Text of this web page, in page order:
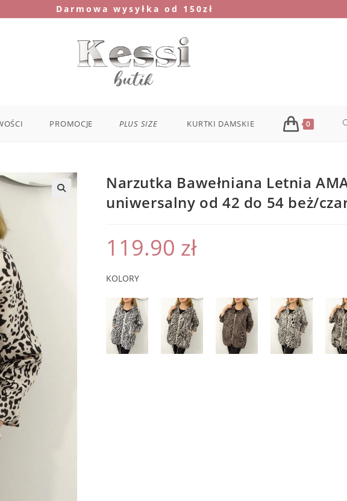
Darmowa wysyłka od 150zł
PROMOCJE PLUS SIZE KURTKI DAMSKIE 0
Narzutka Bawełniana Letnia
uniwersalny od 42 do 54 beż/
119.90 zł
KOLORY